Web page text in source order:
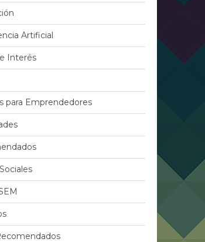
Artificial
Interés
para Emprendedores